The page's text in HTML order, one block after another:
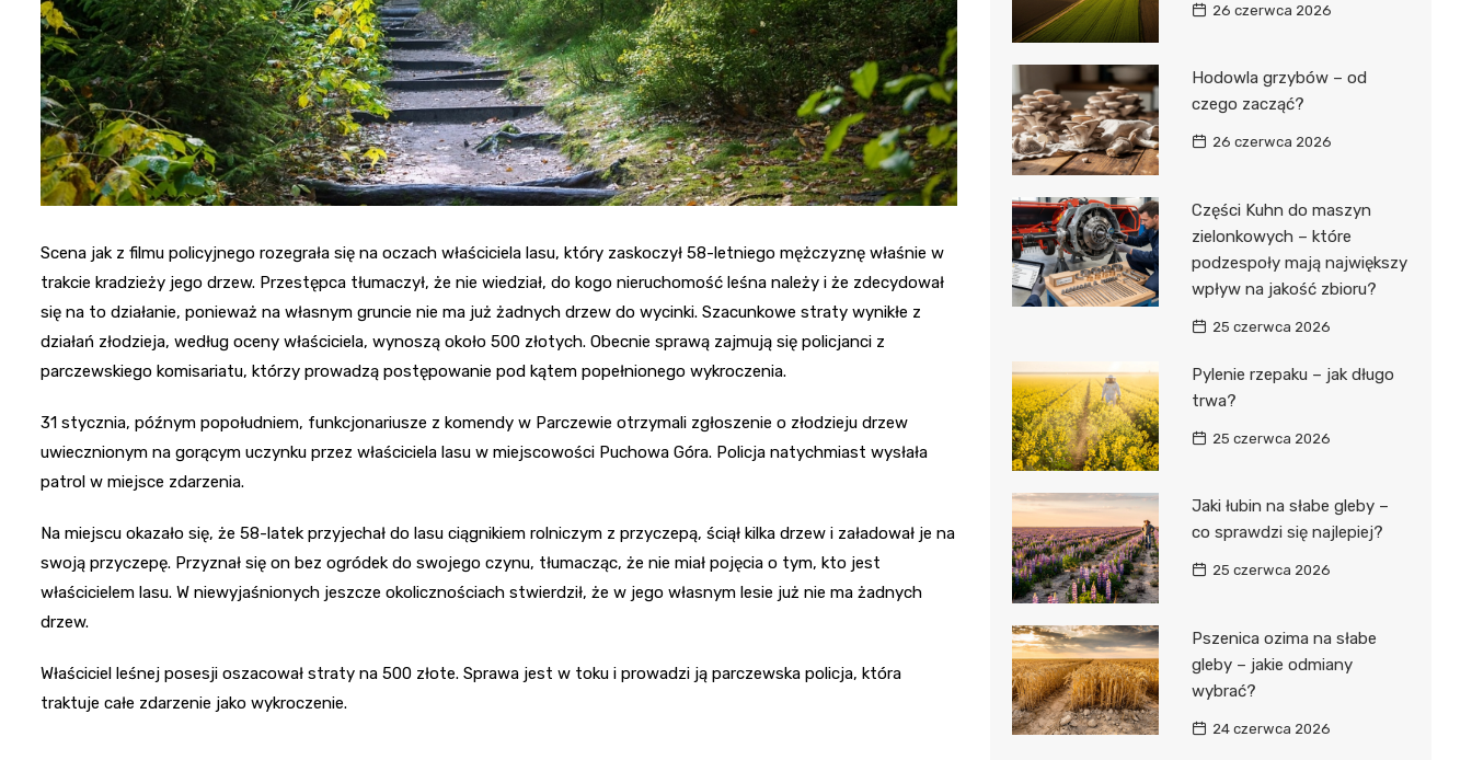
Scena jak z filmu policyjnego rozegrała się na oczach właściciela lasu, który zaskoczył 58-letniego mężczyznę właśnie w
trakcie kradzieży jego drzew. Przestępca tłumaczył, że nie wiedział, do kogo nieruchomość leśna należy i że zdecydował
się na to działanie, ponieważ na własnym gruncie nie ma już żadnych drzew do wycinki. Szacunkowe straty wynikłe z
działań złodzieja, według oceny właściciela, wynoszą około 500 złotych. Obecnie sprawą zajmują się policjanci z
parczewskiego komisariatu, którzy prowadzą postępowanie pod kątem popełnionego wykroczenia.
31 stycznia, późnym popołudniem, funkcjonariusze z komendy w Parczewie otrzymali zgłoszenie o złodzieju drzew
uwiecznionym na gorącym uczynku przez właściciela lasu w miejscowości Puchowa Góra. Policja natychmiast wysłała
patrol w miejsce zdarzenia.
Na miejscu okazało się, że 58-latek przyjechał do lasu ciągnikiem rolniczym z przyczepą, ściął kilka drzew i załadował je na
swoją przyczepę. Przyznał się on bez ogródek do swojego czynu, tłumacząc, że nie miał pojęcia o tym, kto jest
właścicielem lasu. W niewyjaśnionych jeszcze okolicznościach stwierdził, że w jego własnym lesie już nie ma żadnych
drzew.
Właściciel leśnej posesji oszacował straty na 500 złote. Sprawa jest w toku i prowadzi ją parczewska policja, która
traktuje całe zdarzenie jako wykroczenie.
26 czerwca 2026
Hodowla grzybów – od
czego zacząć?
26 czerwca 2026
Części Kuhn do maszyn
zielonkowych – które
podzespoły mają największy
wpływ na jakość zbioru?
25 czerwca 2026
Pylenie rzepaku – jak długo
trwa?
25 czerwca 2026
Jaki łubin na słabe gleby –
co sprawdzi się najlepiej?
25 czerwca 2026
Pszenica ozima na słabe
gleby – jakie odmiany
wybrać?
24 czerwca 2026